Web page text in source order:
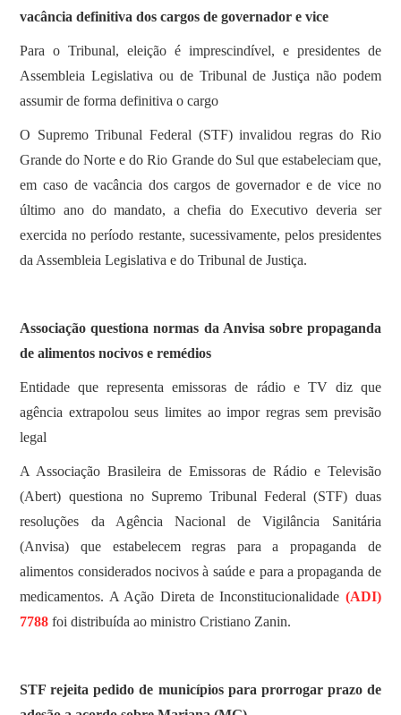
vacância definitiva dos cargos de governador e vice
Para o Tribunal, eleição é imprescindível, e presidentes de
Assembleia Legislativa ou de Tribunal de Justiça não podem
assumir de forma definitiva o cargo
O Supremo Tribunal Federal (STF) invalidou regras do Rio
Grande do Norte e do Rio Grande do Sul que estabeleciam que,
em caso de vacância dos cargos de governador e de vice no
último ano do mandato, a chefia do Executivo deveria ser
exercida no período restante, sucessivamente, pelos presidentes
da Assembleia Legislativa e do Tribunal de Justiça.
Associação questiona normas da Anvisa sobre propaganda
de alimentos nocivos e remédios
Entidade que representa emissoras de rádio e TV diz que
agência extrapolou seus limites ao impor regras sem previsão
legal
A Associação Brasileira de Emissoras de Rádio e Televisão
(Abert) questiona no Supremo Tribunal Federal (STF) duas
resoluções da Agência Nacional de Vigilância Sanitária
(Anvisa) que estabelecem regras para a propaganda de
alimentos considerados nocivos à saúde e para a propaganda de
medicamentos. A Ação Direta de Inconstitucionalidade (ADI)
7788 foi distribuída ao ministro Cristiano Zanin.
STF rejeita pedido de municípios para prorrogar prazo de